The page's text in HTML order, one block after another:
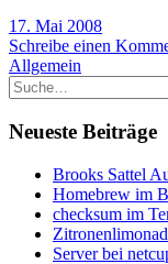
17. Mai 2008
Schreibe einen
Allgemein
Suche
Neueste Beiträge
Brooks Sattel
Homebrew im
checksum im
Server bei